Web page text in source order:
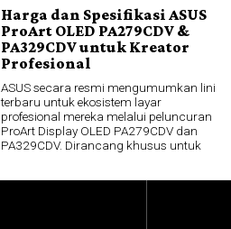
Harga dan Spesifikasi ASUS
ProArt OLED PA279CDV &
PA329CDV untuk Kreator
Profesional
ASUS secara resmi mengumumkan lini
terbaru untuk ekosistem layar
profesional mereka melalui peluncuran
ProArt Display OLED PA279CDV dan
PA329CDV. Dirancang khusus untuk